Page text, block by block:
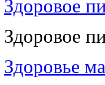
Здоровое
Здоровое
Здоровье